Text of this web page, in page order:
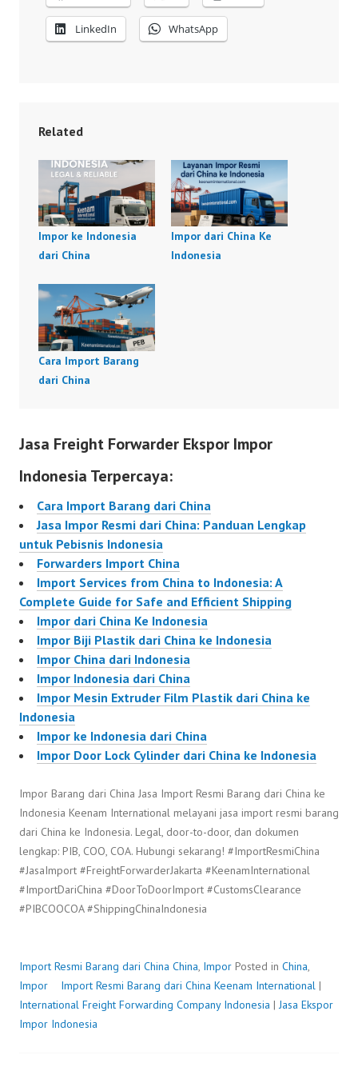
LinkedIn WhatsApp
Related
Impor ke Indonesia
dari China
Impor dari China Ke
Indonesia
Cara Import Barang
dari China
Jasa Freight Forwarder Ekspor Impor
Indonesia Terpercaya:
Cara Import Barang dari China
Jasa Impor Resmi dari China: Panduan Lengkap
untuk Pebisnis Indonesia
Forwarders Import China
Import Services from China to Indonesia: A
Complete Guide for Safe and Efficient Shipping
Impor dari China Ke Indonesia
Impor Biji Plastik dari China ke Indonesia
Impor China dari Indonesia
Impor Indonesia dari China
Impor Mesin Extruder Film Plastik dari China ke
Indonesia
Impor ke Indonesia dari China
Impor Door Lock Cylinder dari China ke Indonesia
Impor Barang dari China Jasa Import Resmi Barang dari China ke
Indonesia Keenam International melayani jasa import resmi barang
dari China ke Indonesia. Legal, door-to-door, dan dokumen
lengkap: PIB, COO, COA. Hubungi sekarang! #ImportResmiChina
#JasaImport #FreightForwarderJakarta #KeenamInternational
#ImportDariChina #DoorToDoorImport #CustomsClearance
#PIBCOOCOA #ShippingChinaIndonesia
Import Resmi Barang dari China China, Impor Posted in China,
Impor
Import Resmi Barang dari China P
o
b
y
Keenam International |
International Freight Forwarding Company Indonesia |Jasa Ekspor
Impor Indonesia